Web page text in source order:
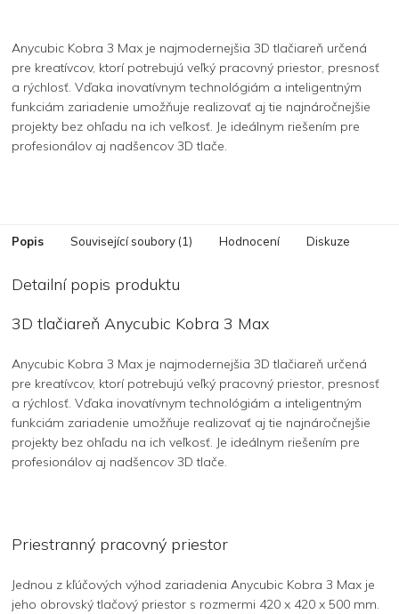
Anycubic Kobra 3 Max je najmodernejšia 3D tlačiareň určená
pre kreatívcov, ktorí potrebujú veľký pracovný priestor, presnosť
a rýchlosť. Vďaka inovatívnym technológiám a inteligentným
funkciám zariadenie umožňuje realizovať aj tie najnáročnejšie
projekty bez ohľadu na ich veľkosť. Je ideálnym riešením pre
profesionálov aj nadšencov 3D tlače.
Popis Související soubory (1) Hodnocení Diskuze
Detailní popis produktu
3D tlačiareň Anycubic Kobra 3 Max
Anycubic Kobra 3 Max je najmodernejšia 3D tlačiareň určená
pre kreatívcov, ktorí potrebujú veľký pracovný priestor, presnosť
a rýchlosť. Vďaka inovatívnym technológiám a inteligentným
funkciám zariadenie umožňuje realizovať aj tie najnáročnejšie
projekty bez ohľadu na ich veľkosť. Je ideálnym riešením pre
profesionálov aj nadšencov 3D tlače.
Priestranný pracovný priestor
Jednou z kľúčových výhod zariadenia Anycubic Kobra 3 Max je
jeho obrovský tlačový priestor s rozmermi 420 x 420 x 500 mm.